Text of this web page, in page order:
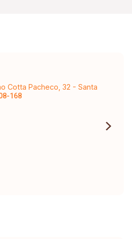
Cotta Pacheco, 32 - Santa
168